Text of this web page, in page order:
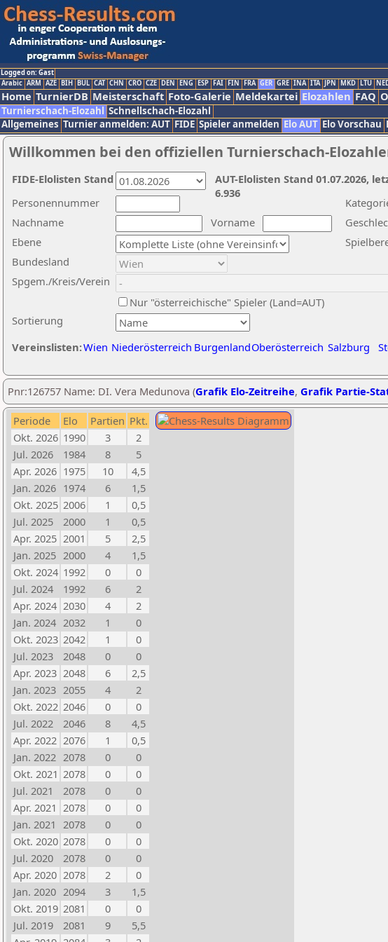
Logged on: Gast
Arabic ARM AZE BIH BUL CAT CHN CRO CZE DEN ENG ESP FAI FIN FRA GER GRE INA ITA JPN MKD LTU
Home TurnierDB Meisterschaft Foto-Galerie Meldekartei Elozahlen FAQ
Turnierschach-Elozahl Schnellschach-Elozahl
Allgemeines Turnier anmelden: AUT FIDE Spieler anmelden Elo AUT Elo Vorschau
Willkommen bei den offiziellen Turnierschach-
Nachname
Vorname
Ebene
Sortierung
Personennummer
Bundesland
Spgem./Kreis/Verein
Nur "österreichische" Spieler (Land=AUT)
Vereinslisten:Wien Niederösterreich BurgenlandOberösterreich Salzburg
AUT-Elolisten Stand 01.07.2026,
6.936
FIDE-Elolisten Stand
Pnr:126757 Name: DI. Vera Medunova (Grafik Elo-Zeitreihe, Grafik Partie-
Periode Elo Partien Pkt.
Okt. 2026 1990 3
2
Jul. 2026
1984 8
5
Apr. 2026 1975 10
4,5
Jan. 2026 1974 6
1,5
Okt. 2025 2006 1
0,5
Jul. 2025
2000 1
0,5
Apr. 2025 2001 5
2,5
Jan. 2025 2000 4
1,5
Okt. 2024 1992 0
0
Jul. 2024
1992 6
2
Apr. 2024 2030 4
2
Jan. 2024 2032 1
0
Okt. 2023 2042 1
0
Jul. 2023
2048 0
0
Apr. 2023 2048 6
2,5
Jan. 2023 2055 4
2
Okt. 2022 2046 0
0
Jul. 2022
2046 8
4,5
Apr. 2022 2076 1
0,5
Jan. 2022 2078 0
0
Okt. 2021 2078 0
0
Jul. 2021
2078 0
0
Apr. 2021 2078 0
0
Jan. 2021 2078 0
0
Okt. 2020 2078 0
0
Jul. 2020
2078 0
0
Apr. 2020 2078 2
0
Jan. 2020 2094 3
1,5
Okt. 2019 2081 0
0
Jul. 2019
2081 9
5,5